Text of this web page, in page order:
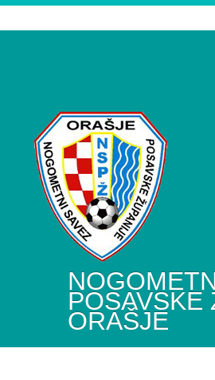
POSAVSKE
ORAŠJE